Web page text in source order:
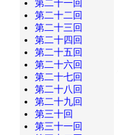
第二十一回
第二十二回
第二十三回
第二十四回
第二十五回
第二十六回
第二十七回
第二十八回
第二十九回
第三十回
第三十一回